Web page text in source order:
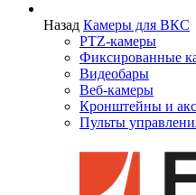
Назад Камеры для ВКС
PTZ-камеры
Фиксированные
Видеобары
Веб-камеры
Кронштейны и
Пульты